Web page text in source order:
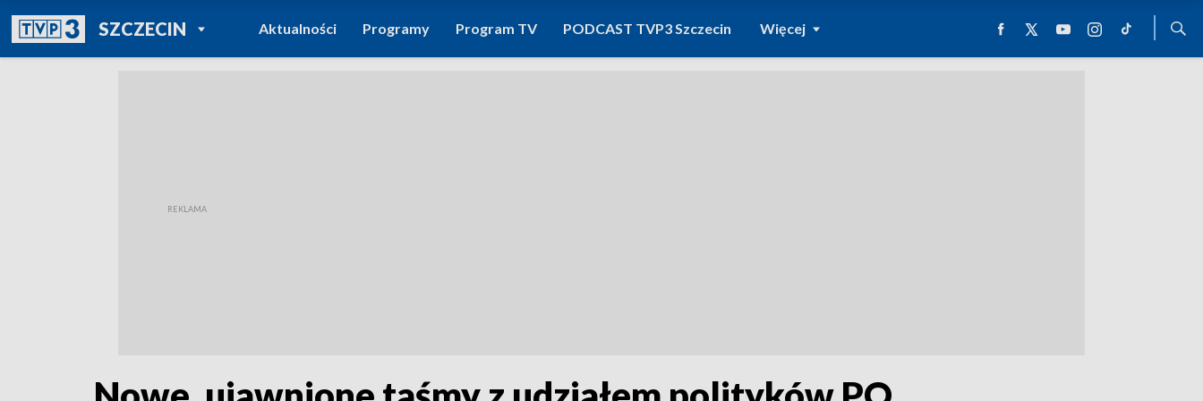
SZCZECINPOWRÓT DO
TVP REGIONY
Aktualności Programy Program TV PODCAST TVP3 Szczecin Więcej